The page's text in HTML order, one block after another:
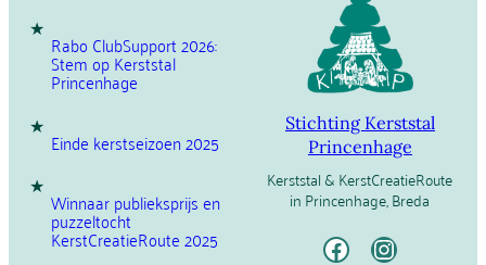
Rabo ClubSupport 2026:
Stem op Kerststal
Princenhage
Einde kerstseizoen 2025
Winnaar publieksprijs en
puzzeltocht
KerstCreatieRoute 2025
Stichting Kerststal
Princenhage
Kerststal & KerstCreatieRoute
in Princenhage, Breda
FacebookInstagram